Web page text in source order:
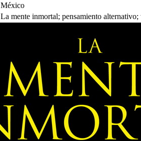
México
La mente inmortal; pensamiento